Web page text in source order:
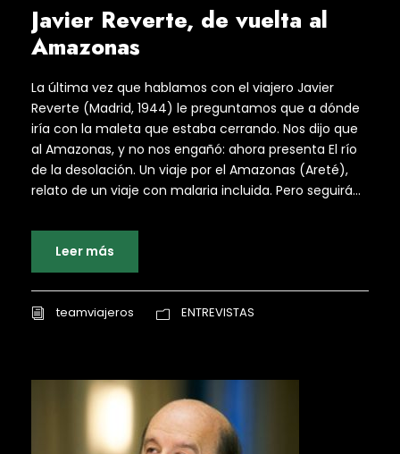
Javier Reverte, de vuelta al
Amazonas
La última vez que hablamos con el viajero Javier
Reverte (Madrid, 1944) le preguntamos que a dónde
iría con la maleta que estaba cerrando. Nos dijo que
al Amazonas, y no nos engañó: ahora presenta El río
de la desolación. Un viaje por el Amazonas (Areté),
relato de un viaje con malaria incluida. Pero seguirá...
Leer más
teamviajeros ENTREVISTAS